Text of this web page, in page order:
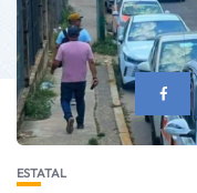
ESTATAL